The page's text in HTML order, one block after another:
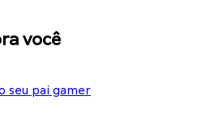
você
seu pai gamer